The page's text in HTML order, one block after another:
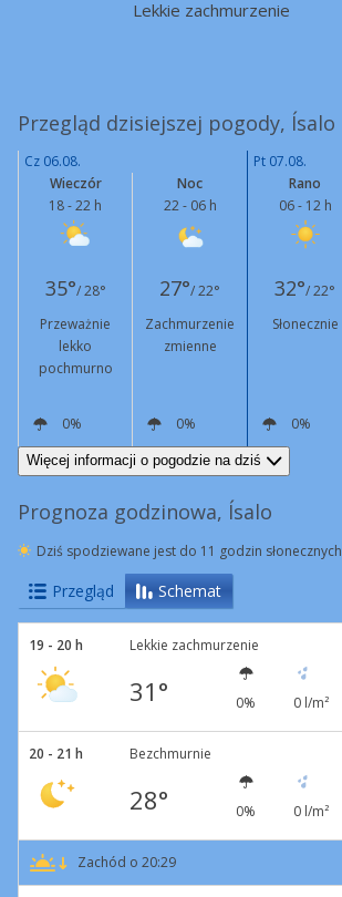
Lekkie zachmurzenie
Przegląd dzisiejszej pogody, Ísalo
Cz 06.08.
Pt 07.08.
Wieczór
18 - 22 h
Noc
22 - 06 h
Rano
06 - 12 h
35°/ 28° 27°/ 22° 32°/ 22°
Przeważnie
lekko
pochmurno
Zachmurzenie
zmienne
Słonecznie
0%
0% 0%
NE
6 km/h E
5 km/h
Więcej informacji o pogodzie na dziś
Prognoza godzinowa, Ísalo
Dziś spodziewane jest do 11 godzin słonecznych
Przegląd Schemat
19 - 20 h Lekkie zachmurzenie
31° 0% 0 l/m²
20 - 21 h Bezchmurnie
28° 0% 0 l/m²
Zachód o 20:29